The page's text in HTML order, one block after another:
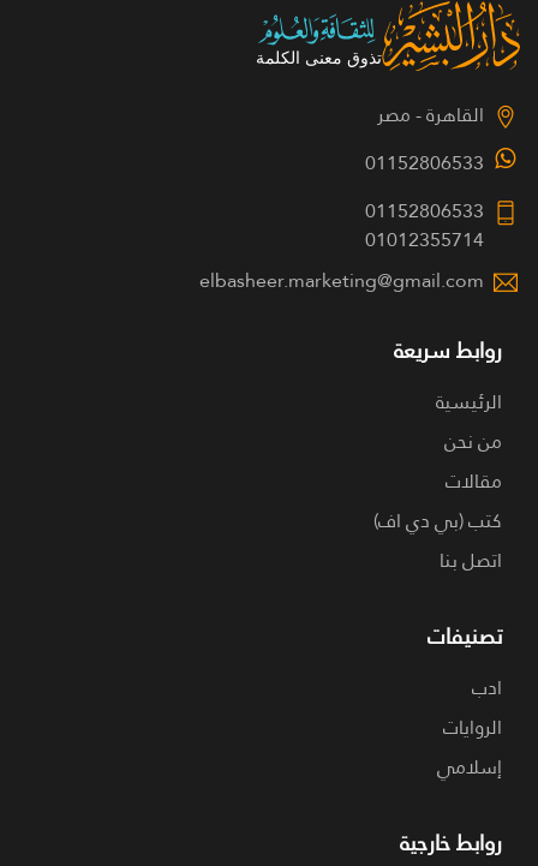
القاهرة - مصر
01152806533
01152806533
01012355714
elbasheer.marketing@gmail.com
روابط سريعة
الرئيسية
من نحن
مقالات
كتب (بي دي اف)
اتصل بنا
تصنيفات
ادب
الروايات
إسلامي
روابط خارجية